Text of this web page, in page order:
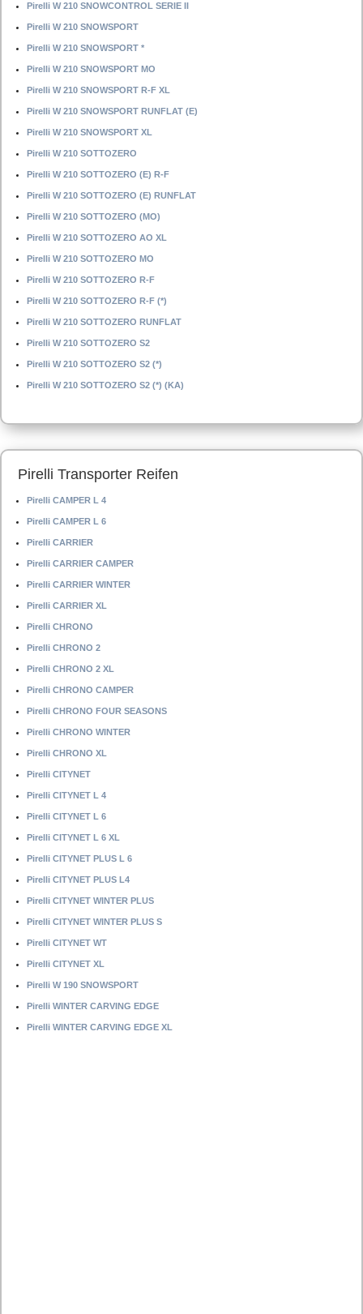
Pirelli W 210 SNOWCONTROL SERIE II
Pirelli W 210 SNOWSPORT
Pirelli W 210 SNOWSPORT *
Pirelli W 210 SNOWSPORT MO
Pirelli W 210 SNOWSPORT R-F XL
Pirelli W 210 SNOWSPORT RUNFLAT (E)
Pirelli W 210 SNOWSPORT XL
Pirelli W 210 SOTTOZERO
Pirelli W 210 SOTTOZERO (E) R-F
Pirelli W 210 SOTTOZERO (E) RUNFLAT
Pirelli W 210 SOTTOZERO (MO)
Pirelli W 210 SOTTOZERO AO XL
Pirelli W 210 SOTTOZERO MO
Pirelli W 210 SOTTOZERO R-F
Pirelli W 210 SOTTOZERO R-F (*)
Pirelli W 210 SOTTOZERO RUNFLAT
Pirelli W 210 SOTTOZERO S2
Pirelli W 210 SOTTOZERO S2 (*)
Pirelli W 210 SOTTOZERO S2 (*) (KA)
Pirelli Transporter Reifen
Pirelli CAMPER L 4
Pirelli CAMPER L 6
Pirelli CARRIER
Pirelli CARRIER CAMPER
Pirelli CARRIER WINTER
Pirelli CARRIER XL
Pirelli CHRONO
Pirelli CHRONO 2
Pirelli CHRONO 2 XL
Pirelli CHRONO CAMPER
Pirelli CHRONO FOUR SEASONS
Pirelli CHRONO WINTER
Pirelli CHRONO XL
Pirelli CITYNET
Pirelli CITYNET L 4
Pirelli CITYNET L 6
Pirelli CITYNET L 6 XL
Pirelli CITYNET PLUS L 6
Pirelli CITYNET PLUS L4
Pirelli CITYNET WINTER PLUS
Pirelli CITYNET WINTER PLUS S
Pirelli CITYNET WT
Pirelli CITYNET XL
Pirelli W 190 SNOWSPORT
Pirelli WINTER CARVING EDGE
Pirelli WINTER CARVING EDGE XL